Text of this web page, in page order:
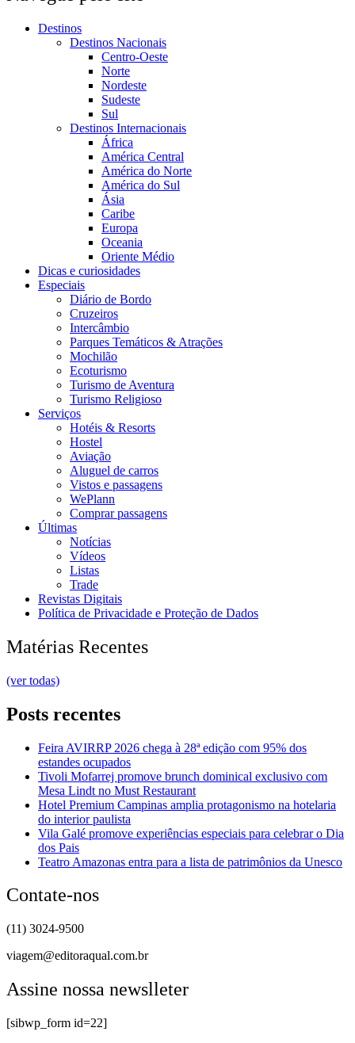
Destinos
Destinos Nacionais
Centro-Oeste
Norte
Nordeste
Sudeste
Sul
Destinos Internacionais
África
América Central
América do Norte
América do Sul
Ásia
Caribe
Europa
Oceania
Oriente Médio
Dicas e curiosidades
Especiais
Diário de Bordo
Cruzeiros
Intercâmbio
Parques Temáticos & Atrações
Mochilão
Ecoturismo
Turismo de Aventura
Turismo Religioso
Serviços
Hotéis & Resorts
Hostel
Aviação
Aluguel de carros
Vistos e passagens
WePlann
Comprar passagens
Últimas
Notícias
Vídeos
Listas
Trade
Revistas Digitais
Política de Privacidade e Proteção de Dados
Matérias Recentes
(ver todas)
Posts recentes
Feira AVIRRP 2026 chega à 28ª edição com 95% dos
estandes ocupados
Tivoli Mofarrej promove brunch dominical exclusivo com
Mesa Lindt no Must Restaurant
Hotel Premium Campinas amplia protagonismo na hotelaria
do interior paulista
Vila Galé promove experiências especiais para celebrar o Dia
dos Pais
Teatro Amazonas entra para a lista de patrimônios da Unesco
Contate-nos
(11) 3024-9500
viagem@editoraqual.com.br
Assine nossa newslleter
[sibwp_form id=22]